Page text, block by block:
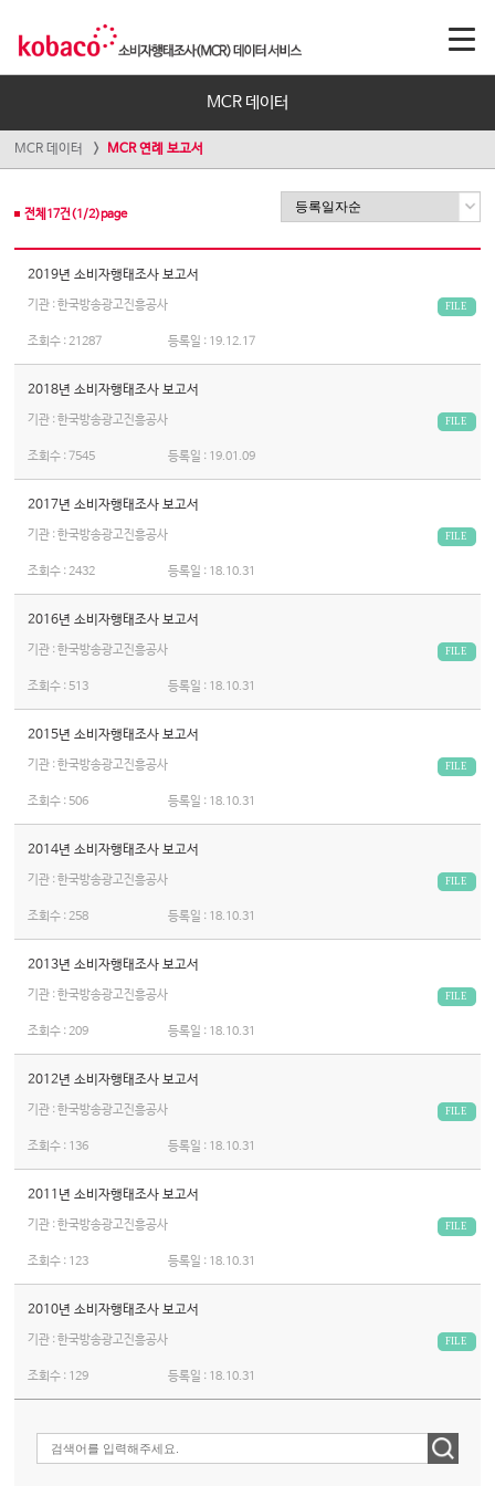
MCR 데이터
MCR 데이터 MCR 연례 보고서
전체 17건(1 /2)page
2019년 소비자행태조사 보고서
기관 : 한국방송광고진흥공사 FILE
조회수 :21287 등록일 : 19.12.17
2018년 소비자행태조사 보고서
기관 : 한국방송광고진흥공사 FILE
조회수 :7545 등록일 : 19.01.09
2017년 소비자행태조사 보고서
기관 : 한국방송광고진흥공사 FILE
조회수 :2432 등록일 : 18.10.31
2016년 소비자행태조사 보고서
기관 : 한국방송광고진흥공사 FILE
조회수 : 513 등록일 : 18.10.31
2015년 소비자행태조사 보고서
기관 : 한국방송광고진흥공사 FILE
조회수 : 506 등록일 : 18.10.31
2014년 소비자행태조사 보고서
기관 : 한국방송광고진흥공사 FILE
조회수 :258 등록일 : 18.10.31
2013년 소비자행태조사 보고서
기관 : 한국방송광고진흥공사 FILE
조회수 :209 등록일 : 18.10.31
2012년 소비자행태조사 보고서
기관 : 한국방송광고진흥공사 FILE
조회수 : 136 등록일 : 18.10.31
2011년 소비자행태조사 보고서
기관 : 한국방송광고진흥공사 FILE
조회수 : 123 등록일 : 18.10.31
2010년 소비자행태조사 보고서
기관 : 한국방송광고진흥공사 FILE
조회수 : 129 등록일 : 18.10.31